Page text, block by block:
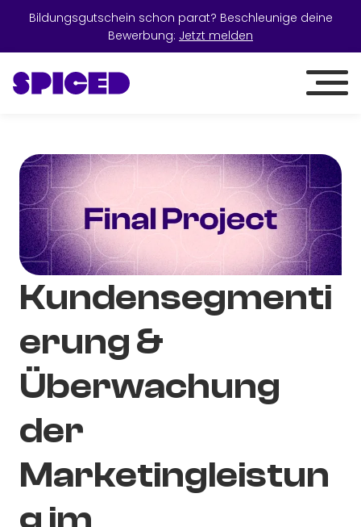
Bildungsgutschein schon parat? Beschleunige deine
Bewerbung: Jetzt melden
Kundensegmenti
erung &
Überwachung
der
Marketingleistun